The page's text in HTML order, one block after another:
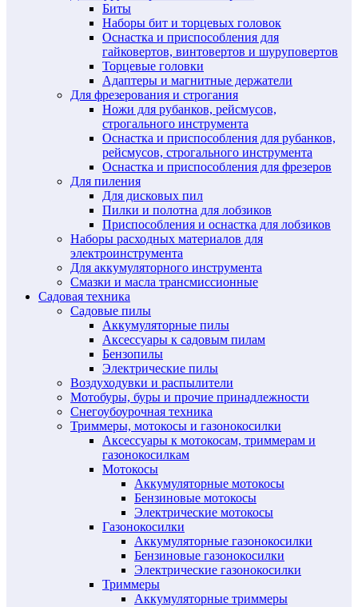
Биты
Наборы бит и торцевых головок
Оснастка и приспособления для
гайковертов, винтовертов и шуруповертов
Торцевые головки
Адаптеры и магнитные держатели
Для фрезерования и строгания
Ножи для рубанков, рейсмусов,
строгального инструмента
Оснастка и приспособления для рубанков,
рейсмусов, строгального инструмента
Оснастка и приспособления для фрезеров
Для пиления
Для дисковых пил
Пилки и полотна для лобзиков
Приспособления и оснастка для лобзиков
Наборы расходных материалов для
электроинструмента
Для аккумуляторного инструмента
Смазки и масла трансмиссионные
Садовая техника
Садовые пилы
Аккумуляторные пилы
Аксессуары к садовым пилам
Бензопилы
Электрические пилы
Воздуходувки и распылители
Мотобуры, буры и прочие принадлежности
Снегоубоурочная техника
Триммеры, мотокосы и газонокосилки
Аксессуары к мотокосам, триммерам и
газонокосилкам
Мотокосы
Аккумуляторные мотокосы
Бензиновые мотокосы
Электрические мотокосы
Газонокосилки
Аккумуляторные газонокосилки
Бензиновые газонокосилки
Электрические газонокосилки
Триммеры
Аккумуляторные триммеры